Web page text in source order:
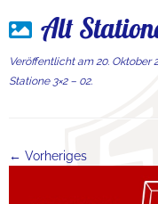
Inhalt
springenAlt
Veröffentlicht am 20. Oktober
Statione 3×2 – 02.
← Vorheriges